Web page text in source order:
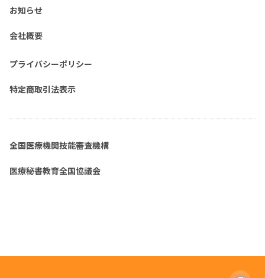
お知らせ
会社概要
プライバシーポリシー
特定商取引法表示
全国医療機関技能審査機構
医療秘書教育全国協議会